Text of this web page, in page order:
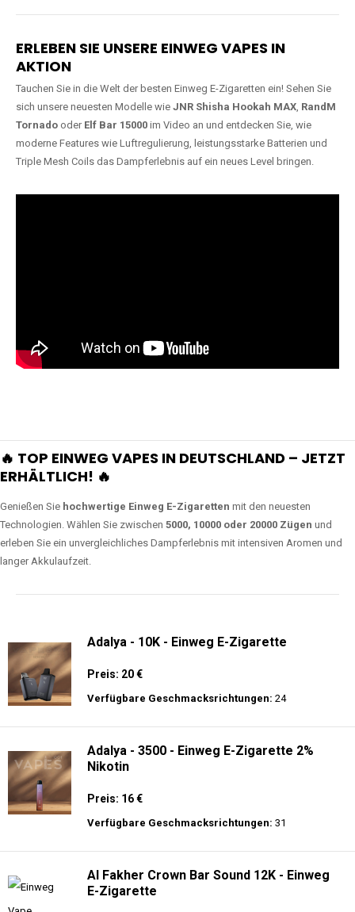
ERLEBEN SIE UNSERE EINWEG VAPES IN
AKTION
Tauchen Sie in die Welt der besten Einweg E-Zigaretten ein! Sehen Sie
sich unsere neuesten Modelle wie JNR Shisha Hookah MAX, RandM
Tornado oder Elf Bar 15000 im Video an und entdecken Sie, wie
moderne Features wie Luftregulierung, leistungsstarke Batterien und
Triple Mesh Coils das Dampferlebnis auf ein neues Level bringen.
🔥 TOP EINWEG VAPES IN DEUTSCHLAND – JETZT
ERHÄLTLICH! 🔥
Genießen Sie hochwertige Einweg E-Zigaretten mit den neuesten
Technologien. Wählen Sie zwischen 5000, 10000 oder 20000 Zügen und
erleben Sie ein unvergleichliches Dampferlebnis mit intensiven Aromen und
langer Akkulaufzeit.
Adalya - 10K - Einweg E-Zigarette
Preis: 20 €
Verfügbare Geschmacksrichtungen: 24
Adalya - 3500 - Einweg E-Zigarette 2%
Nikotin
Preis: 16 €
Verfügbare Geschmacksrichtungen: 31
Al Fakher Crown Bar Sound 12K - Einweg
E-Zigarette